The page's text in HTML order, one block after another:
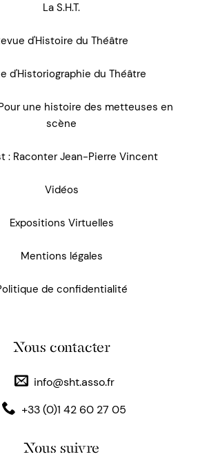
La S.H.T.
d'Histoire du Théâtre
d'Historiographie du Théâtre
une histoire des metteuses en
scène
: Raconter Jean-Pierre Vincent
Vidéos
Expositions Virtuelles
Mentions légales
de confidentialité
Nous contacter
info@sht.asso.fr
+33 (0)1 42 60 27 05
Nous suivre